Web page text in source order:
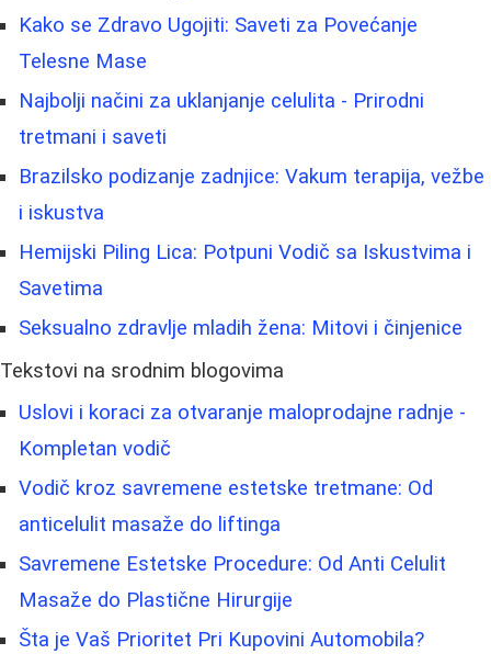
Kako se Zdravo Ugojiti: Saveti za Povećanje
Telesne Mase
Najbolji načini za uklanjanje celulita - Prirodni
tretmani i saveti
Brazilsko podizanje zadnjice: Vakum terapija, vežbe
i iskustva
Hemijski Piling Lica: Potpuni Vodič sa Iskustvima i
Savetima
Seksualno zdravlje mladih žena: Mitovi i činjenice
Tekstovi na srodnim blogovima
Uslovi i koraci za otvaranje maloprodajne radnje -
Kompletan vodič
Vodič kroz savremene estetske tretmane: Od
anticelulit masaže do liftinga
Savremene Estetske Procedure: Od Anti Celulit
Masaže do Plastične Hirurgije
Šta je Vaš Prioritet Pri Kupovini Automobila?